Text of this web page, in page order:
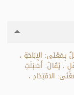
الإِبَاحَةِ ،
، يُقَالُ: أَسْبَلَتِ
الامْتِدَادِ ،